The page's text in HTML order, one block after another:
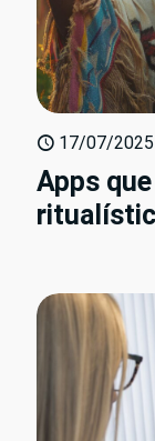
17/07/2025
Apps